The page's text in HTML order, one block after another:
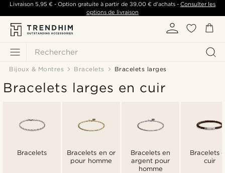
Rechercher
Livraison 5,95 €- Option gratuite à partir de 39,00 €d'achats -Consulter les
options de livraison
Bijoux & Montres Bracelets Bracelets larges
Bracelets larges en cuir
Bracelets
Bracelets en or
pour homme
Bracelets en
argent pour
homme
Bracelets
cuir